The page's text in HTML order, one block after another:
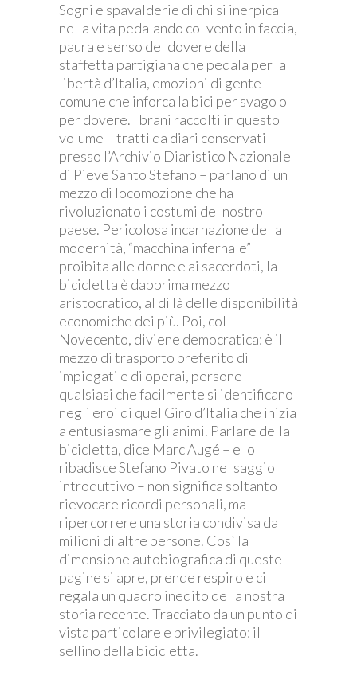
Sogni e spavalderie di chi si inerpica
nella vita pedalando col vento in faccia,
paura e senso del dovere della
staffetta partigiana che pedala per la
libertà d’Italia, emozioni di gente
comune che inforca la bici per svago o
per dovere. I brani raccolti in questo
volume – tratti da diari conservati
presso l’Archivio Diaristico Nazionale
di Pieve Santo Stefano – parlano di un
mezzo di locomozione che ha
rivoluzionato i costumi del nostro
paese. Pericolosa incarnazione della
modernità, “macchina infernale”
proibita alle donne e ai sacerdoti, la
bicicletta è dapprima mezzo
aristocratico, al di là delle disponibilità
economiche dei più. Poi, col
Novecento, diviene democratica: è il
mezzo di trasporto preferito di
impiegati e di operai, persone
qualsiasi che facilmente si identificano
negli eroi di quel Giro d’Italia che inizia
a entusiasmare gli animi. Parlare della
bicicletta, dice Marc Augé – e lo
ribadisce Stefano Pivato nel saggio
introduttivo – non significa soltanto
rievocare ricordi personali, ma
ripercorrere una storia condivisa da
milioni di altre persone. Così la
dimensione autobiografica di queste
pagine si apre, prende respiro e ci
regala un quadro inedito della nostra
storia recente. Tracciato da un punto di
vista particolare e privilegiato: il
sellino della bicicletta.